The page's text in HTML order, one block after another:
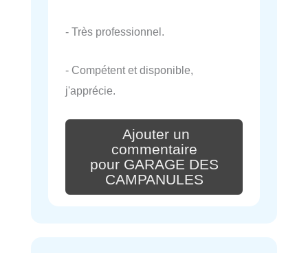
- Très professionnel.
- Compétent et disponible,
j'apprécie.
Ajouter un
commentaire
pour GARAGE DES
CAMPANULES